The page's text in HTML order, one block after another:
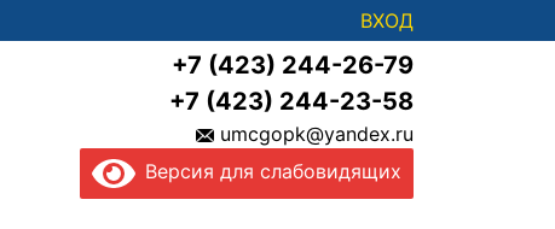
ВХОД
+7 (423) 244-26-79
+7 (423) 244-23-58
umcgopk@yandex.ru
Версия для слабовидящих